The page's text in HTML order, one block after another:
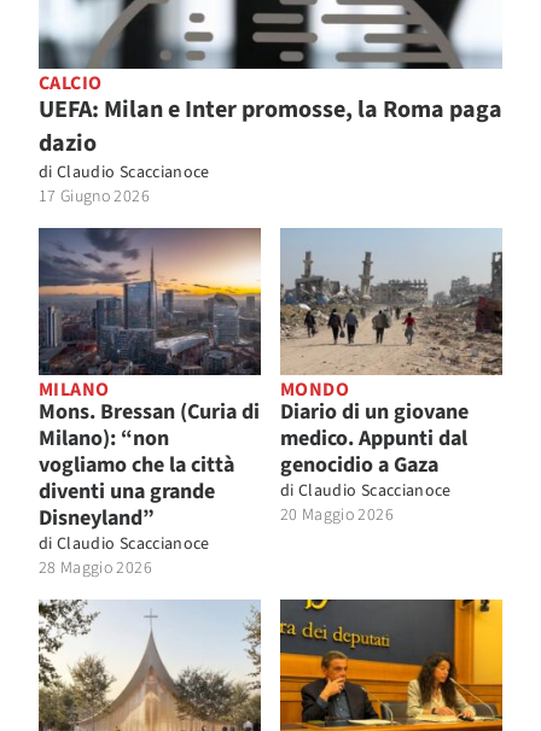
CALCIO
UEFA: Milan e Inter promosse, la Roma paga
dazio
di Claudio Scaccianoce
17 Giugno 2026
MILANO
Mons. Bressan (Curia di
Milano): “non
vogliamo che la città
diventi una grande
Disneyland”
di Claudio Scaccianoce
28 Maggio 2026
MONDO
Diario di un giovane
medico. Appunti dal
genocidio a Gaza
di Claudio Scaccianoce
20 Maggio 2026